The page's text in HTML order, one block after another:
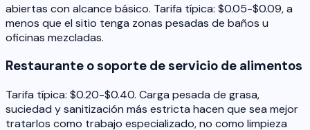
abiertas con alcance básico. Tarifa típica: $0.05-$0.09, a
menos que el sitio tenga zonas pesadas de baños u
oficinas mezcladas.
Restaurante o soporte de servicio de alimentos
Tarifa típica: $0.20-$0.40. Carga pesada de grasa,
suciedad y sanitización más estricta hacen que sea mejor
tratarlos como trabajo especializado, no como limpieza